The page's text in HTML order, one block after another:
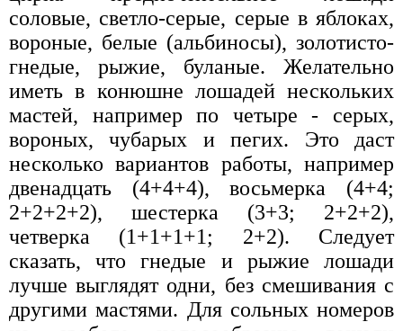
соловые, светло-серые, серые в яблоках,
вороные, белые (альбиносы), золотисто-
гнедые, рыжие, буланые. Желательно
иметь в конюшне лошадей нескольких
мастей, например по четыре - серых,
вороных, чубарых и пегих. Это даст
несколько вариантов работы, например
двенадцать (4+4+4), восьмерка (4+4;
2+2+2+2), шестерка (3+3; 2+2+2),
четверка (1+1+1+1; 2+2). Следует
сказать, что гнедые и рыжие лошади
лучше выглядят одни, без смешивания с
другими мастями. Для сольных номеров